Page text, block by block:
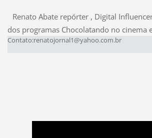
Renato Abate repórter , Digital
dos programas Chocolatando no cinema
Contato:renatojornal1@yahoo.com.br